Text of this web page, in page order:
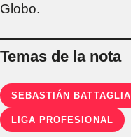
Globo.
Temas de la nota
SEBASTIÁN BATTAGLIA
LIGA PROFESIONAL